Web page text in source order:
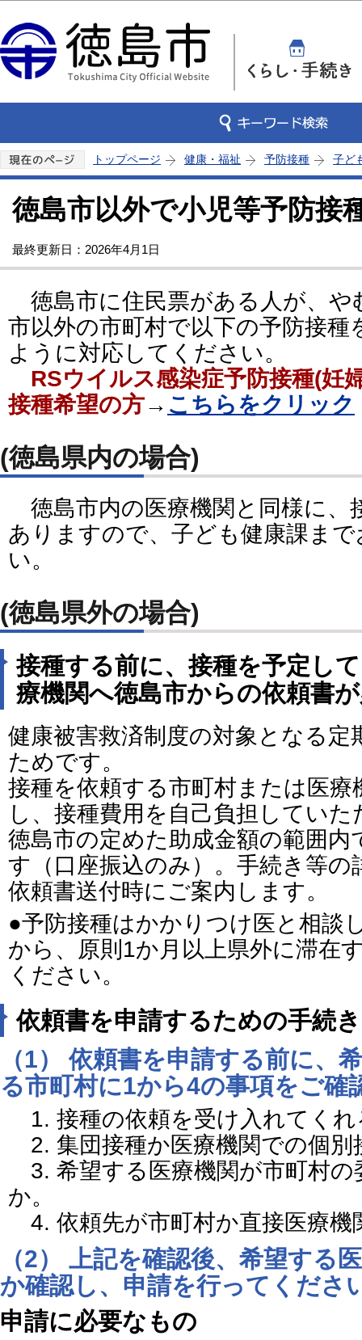
トップページ 健康・福祉 予防接種 子ど
徳島市以外で小児等予防接
最終更新日：2026年4月1日
徳島市に住民票がある人が、や
市以外の市町村で以下の予防接種
ように対応してください。
RSウイルス感染症予防接種(妊
接種希望の方→ こちらをクリック
(徳島県内の場合)
徳島市内の医療機関と同様に、
ありますので、子ども健康課ま
い。
(徳島県外の場合)
接種する前に、接種を予定し
療機関へ徳島市からの依頼書
健康被害救済制度の対象となる定
ためです。
接種を依頼する市町村または医療
し、接種費用を自己負担してい
徳島市の定めた助成金額の範囲
す（口座振込のみ）。手続き等
依頼書送付時にご案内します。
●予防接種はかかりつけ医と相談
から、原則1か月以上県外に滞在
ください。
依頼書を申請するための手続き
（1） 依頼書を申請する前に、
る市町村に1から4の事項をご確
1. 接種の依頼を受け入れてくれ
2. 集団接種か医療機関での個別
3. 希望する医療機関が市町村の
か。
4. 依頼先が市町村か直接医療機
（2） 上記を確認後、 希望する
か確認し 、申請を行ってくださ
申請に必要なもの